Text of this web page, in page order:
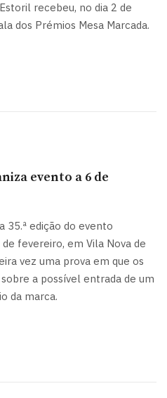
recebeu, no dia 2 de
dos Prémios Mesa Marcada.
evento a 6 de
35.ª edição do evento
fevereiro, em Vila Nova de
vez uma prova em que os
a possível entrada de um
da marca.